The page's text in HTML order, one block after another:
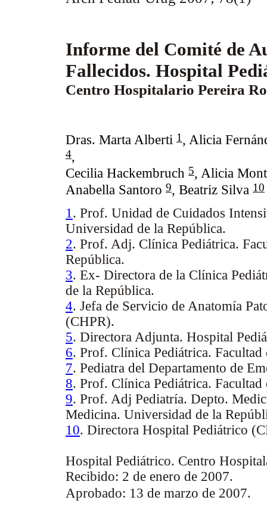
Informe del Comité de
Fallecidos. Hospital
Centro Hospitalario Pereira
Dras. Marta Alberti 1 , Alicia
4,
Cecilia Hackembruch 5, Alicia
Anabella Santoro 9, Beatriz Silva 10
1. Prof. Unidad de Cuidados
Universidad de la República.
2. Prof. Adj. Clínica Pediátrica.
República.
3. Ex- Directora de la Clínica
de la República.
4. Jefa de Servicio de Anatomía
(CHPR).
5. Directora Adjunta. Hospital
6. Prof. Clínica Pediátrica.
7. Pediatra del Departamento de
8. Prof. Clínica Pediátrica.
9. Prof. Adj Pediatría. Depto.
Medicina. Universidad de la
10. Directora Hospital Pediátrico
Hospital Pediátrico. Centro
Recibido: 2 de enero de 2007.
Aprobado: 13 de marzo de 2007.